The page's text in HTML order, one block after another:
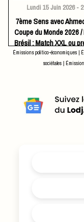
Lundi 15 Juin 2026 -
7ème Sens avec
Coupe du Monde 2026
Brésil : Match XXL ou
XL ?
Émissions politico-économiques |
sociétales |